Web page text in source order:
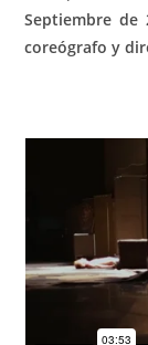
Septiembre de
coreógrafo y